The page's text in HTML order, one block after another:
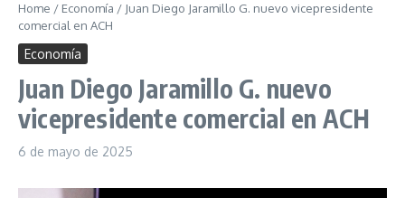
Home / Economía / Juan Diego Jaramillo G. nuevo vicepresidente
comercial en ACH
Economía
Juan Diego Jaramillo G. nuevo
vicepresidente comercial en ACH
6 de mayo de 2025